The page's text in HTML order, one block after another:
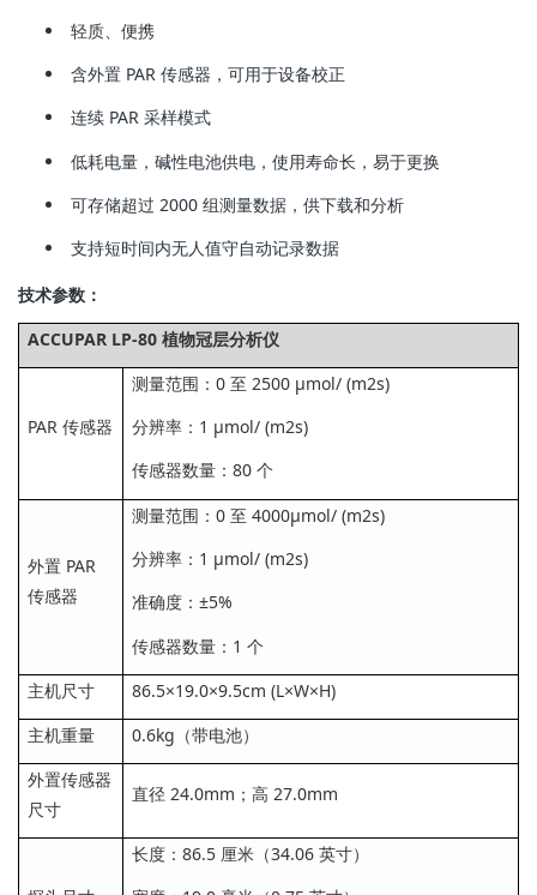
轻质、便携
含外置 PAR 传感器，可用于设备校正
连续 PAR 采样模式
低耗电量，碱性电池供电，使用寿命长，易于更换
可存储超过 2000 组测量数据，供下载和分析
支持短时间内无人值守自动记录数据
技术参数：
ACCUPAR LP-80 植物冠层分析仪
PAR 传感器
测量范围：0 至 2500 μmol/ (m2s)
分辨率：1 μmol/ (m2s)
传感器数量：80 个
外置 PAR
传感器
测量范围：0 至 4000μmol/ (m2s)
分辨率：1 μmol/ (m2s)
准确度：±5%
传感器数量：1 个
主机尺寸
86.5×19.0×9.5cm (L×W×H)
主机重量
0.6kg（带电池）
外置传感器
尺寸
直径 24.0mm；高 27.0mm
长度：86.5 厘米（34.06 英寸）